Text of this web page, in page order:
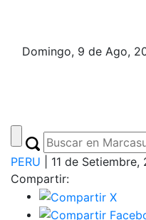
Domingo, 9 de Ago,
PERU | 11 de Setiembre,
Compartir: